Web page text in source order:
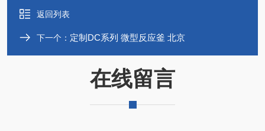
返回列表
下一个： 定制DC系列 微型反应釜 北京
在线留言